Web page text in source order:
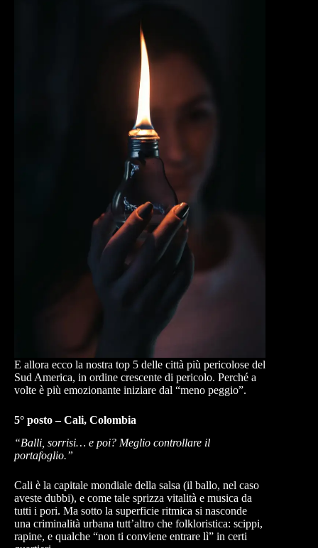
E allora ecco la nostra top 5 delle città più pericolose del
Sud America, in ordine crescente di pericolo. Perché a
volte è più emozionante iniziare dal “meno peggio”.
5° posto – Cali, Colombia
“Balli, sorrisi… e poi? Meglio controllare il
portafoglio.”
Cali è la capitale mondiale della salsa (il ballo, nel caso
aveste dubbi), e come tale sprizza vitalità e musica da
tutti i pori. Ma sotto la superficie ritmica si nasconde
una criminalità urbana tutt’altro che folkloristica: scippi,
rapine, e qualche “non ti conviene entrare lì” in certi